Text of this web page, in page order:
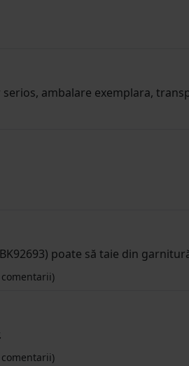
ambalare exemplara,
poate să taie din
comentarii)
comentarii)